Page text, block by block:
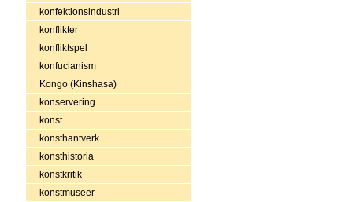
konfektionsindustri
konflikter
konfliktspel
konfucianism
Kongo (Kinshasa)
konservering
konst
konsthantverk
konsthistoria
konstkritik
konstmuseer